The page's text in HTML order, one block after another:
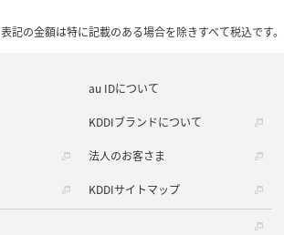
表記の金額は特に記載のある場合を除きすべて税込です。
au IDについて
KDDIブランドについて
法人のお客さま
KDDIサイトマップ